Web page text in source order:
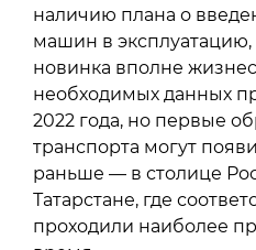
наличию плана о
машин в
новинка вполне
необходимых данных
2022 года, но первые
транспорта могут
раньше — в столице
Татарстане, где
проходили наиболее